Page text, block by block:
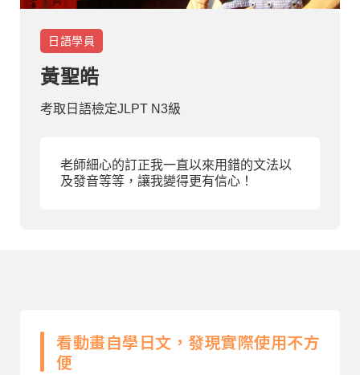
就業輔導
部落格
日語學員
黃聖皓
考取日語檢定JLPT N3級
老師細心的訂正我一直以來用錯的文法以
及發音等等，讓我變得更有信心！
看動畫自學日文，發現實際使用不方
便